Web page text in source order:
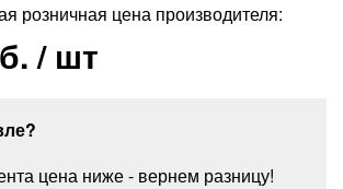
розничная цена производителя:
/ шт
цена ниже - вернем разницу!